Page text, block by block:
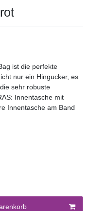
ist die perfekte
nur ein Hingucker, es
sehr robuste
Innentasche mit
Innentasche am Band